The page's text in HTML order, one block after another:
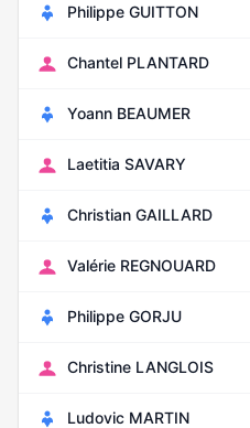
Philippe GUITTON
Chantel PLANTARD
Yoann BEAUMER
Laetitia SAVARY
Christian GAILLARD
Valérie REGNOUARD
Philippe GORJU
Christine LANGLOIS
Ludovic MARTIN